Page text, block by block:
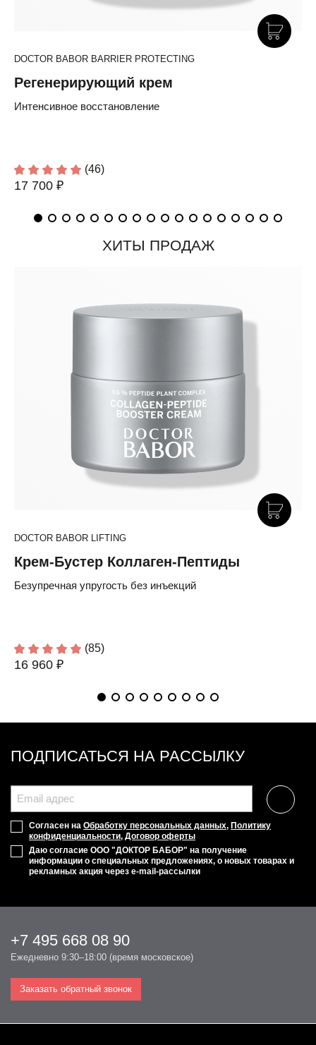
DOCTOR BABOR BARRIER PROTECTING
Регенерирующий крем
Интенсивное восстановление
(46)
17 700 ₽
ХИТЫ ПРОДАЖ
DOCTOR BABOR LIFTING
Крем-Бустер Коллаген-Пептиды
Безупречная упругость без инъекций
(85)
16 960 ₽
ПОДПИСАТЬСЯ НА РАССЫЛКУ
Согласен на Обработку персональных данных, Политику
конфиденциальности, Договор оферты
Даю согласие ООО "ДОКТОР БАБОР" на получение
информации о специальных предложениях, о новых товарах и
рекламных акция через e-mail-рассылки
+7 495 668 08 90
Ежедневно 9:30–18:00 (время московское)
Заказать обратный звонок